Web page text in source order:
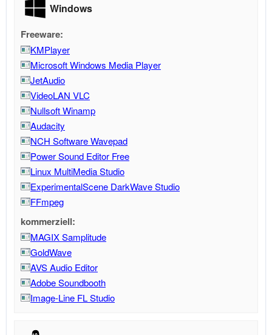
Windows
Freeware:
KMPlayer
Microsoft Windows Media Player
JetAudio
VideoLAN VLC
Nullsoft Winamp
Audacity
NCH Software Wavepad
Power Sound Editor Free
Linux MultiMedia Studio
ExperimentalScene DarkWave Studio
FFmpeg
kommerziell:
MAGIX Samplitude
GoldWave
AVS Audio Editor
Adobe Soundbooth
Image-Line FL Studio